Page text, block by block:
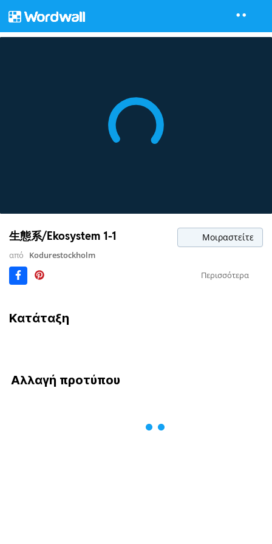
生態系/Ekosystem 1-1 Μοιραστείτε
από
Kodurestockholm
Περισσότερα
Κατάταξη
Αλλαγή προτύπου